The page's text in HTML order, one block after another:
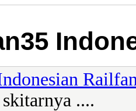
....